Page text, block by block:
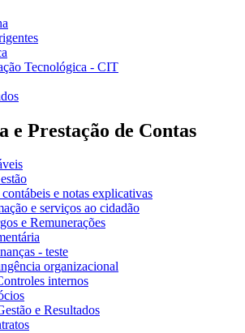
Tecnológica - CIT
e Prestação de Contas
e notas explicativas
e serviços ao cidadão
e Remunerações
- teste
organizacional
internos
e Resultados